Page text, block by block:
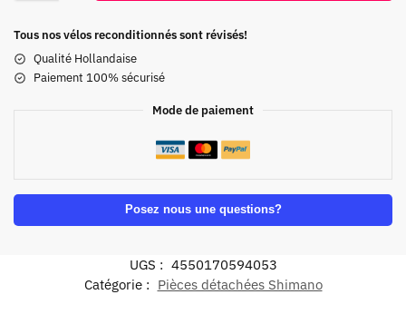
Tous nos vélos reconditionnés sont révisés!
Qualité Hollandaise
Paiement 100% sécurisé
Mode de paiement
Posez nous une questions?
UGS : 4550170594053
Catégorie : Pièces détachées Shimano